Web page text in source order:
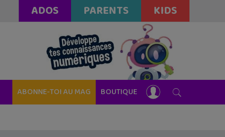
ADOS PARENTS KIDS
ABONNE-TOI AU MAG BOUTIQUE